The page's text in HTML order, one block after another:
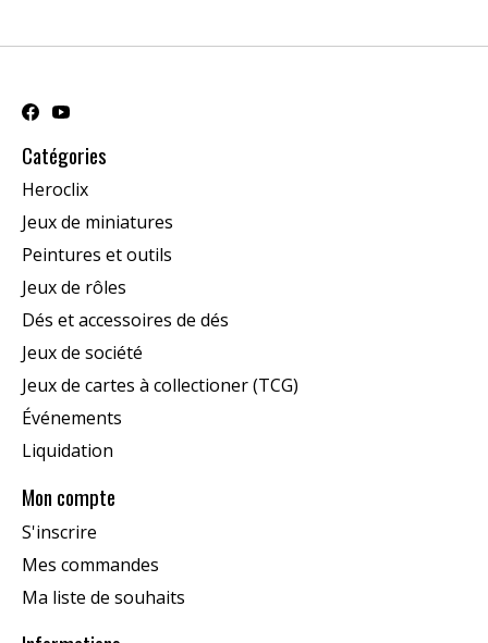
Catégories
Heroclix
Jeux de miniatures
Peintures et outils
Jeux de rôles
Dés et accessoires de dés
Jeux de société
Jeux de cartes à collectioner (TCG)
Événements
Liquidation
Mon compte
S'inscrire
Mes commandes
Ma liste de souhaits